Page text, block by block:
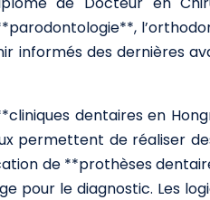
informés des dernières
dentaires en
permettent de réaliser
de **prothèses
pour le diagnostic. Les